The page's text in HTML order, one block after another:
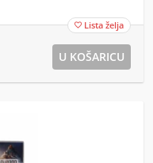
 Lista želja